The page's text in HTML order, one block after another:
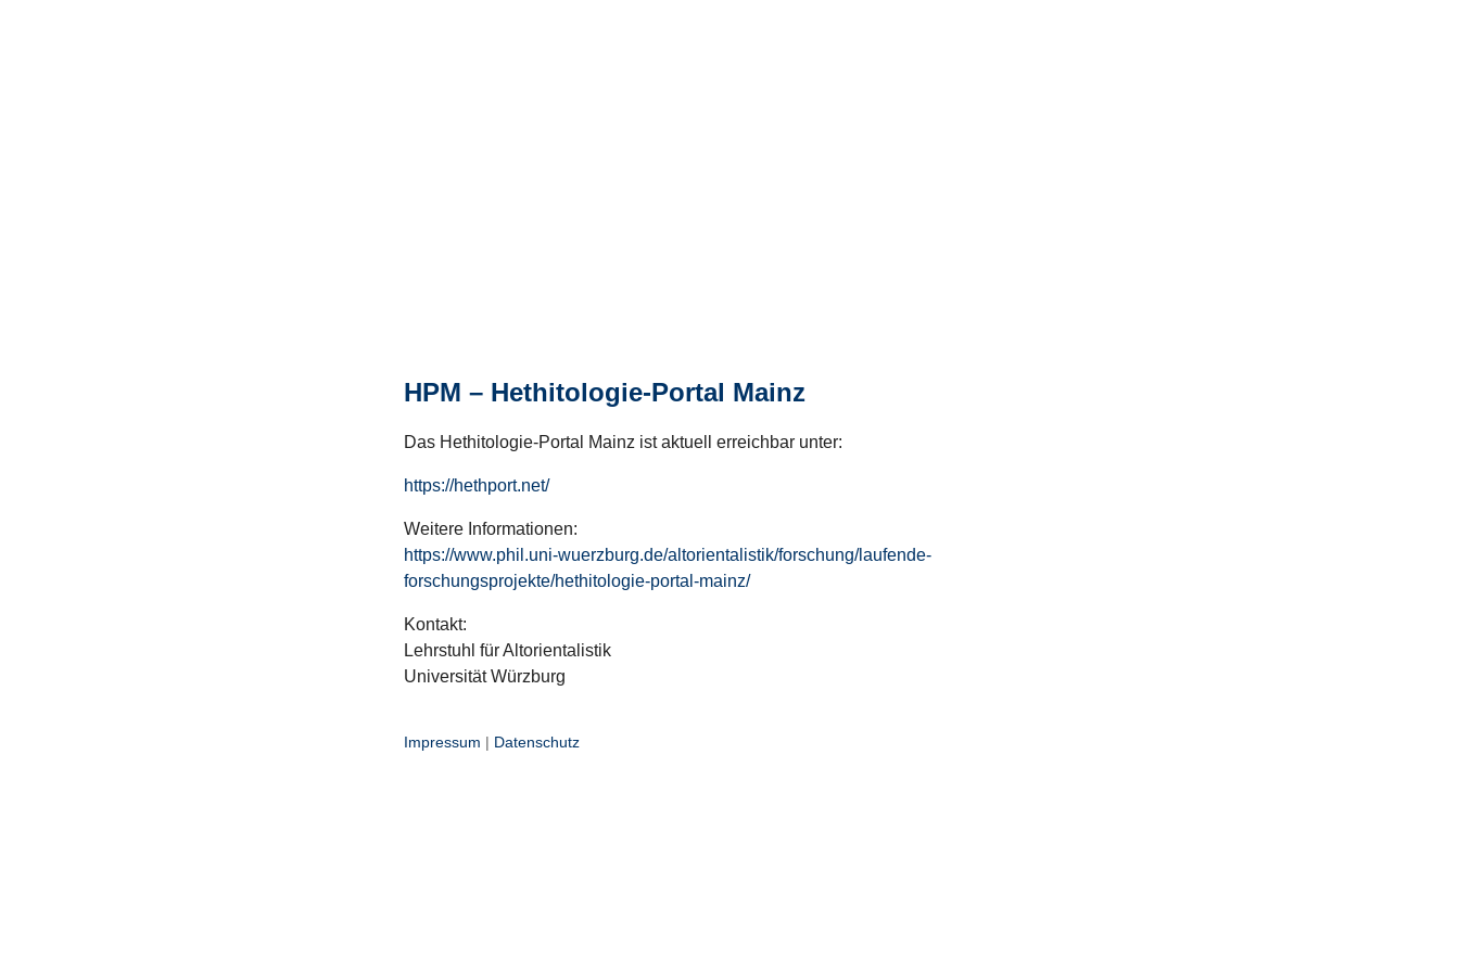
HPM – Hethitologie-Portal Mainz
Das Hethitologie-Portal Mainz ist aktuell erreichbar unter:
https://hethport.net/
Weitere Informationen:
https://www.phil.uni-wuerzburg.de/altorientalistik/forschung/laufende-
forschungsprojekte/hethitologie-portal-mainz/
Kontakt:
Lehrstuhl für Altorientalistik
Universität Würzburg
Impressum | Datenschutz